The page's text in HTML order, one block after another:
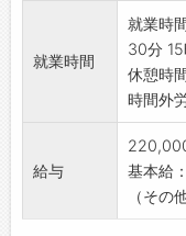
就業時間
就業時
30分
休憩時
時間外
給与
基本給
（その